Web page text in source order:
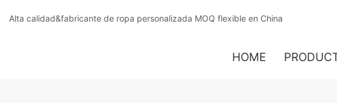
Alta calidad&fabricante de ropa personalizada MOQ flexible en China
HOME